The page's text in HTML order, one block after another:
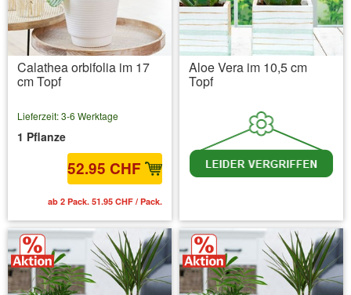
Calathea orbifolia im 17
cm Topf
Lieferzeit: 3-6 Werktage
1 Pflanze
52.95 CHF
ab 2 Pack. 51.95 CHF / Pack.
Aloe Vera im 10,5 cm
Topf